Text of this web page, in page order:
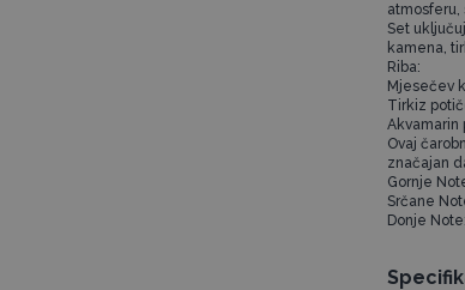
atmosferu,
Set
kamena,
Riba:
Mjesečev
Tirkiz
Akvamarin
Ovaj
značajan
Gornje
Srčane
Donje